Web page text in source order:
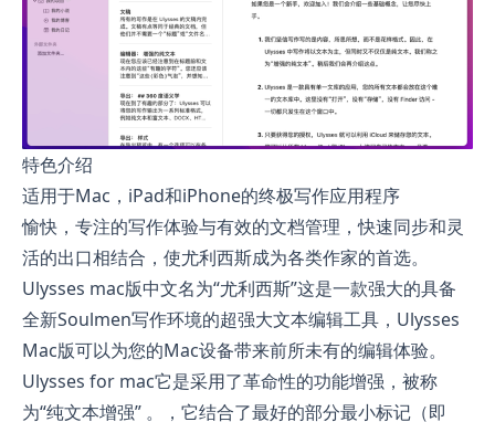
特色介绍
适用于Mac，iPad和iPhone的终极写作应用程序
愉快，专注的写作体验与有效的文档管理，快速同步和灵
活的出口相结合，使尤利西斯成为各类作家的首选。
Ulysses mac版中文名为“尤利西斯”这是一款强大的具备
全新Soulmen写作环境的超强大文本编辑工具，Ulysses
Mac版可以为您的Mac设备带来前所未有的编辑体验。
Ulysses for mac它是采用了革命性的功能增强，被称
为“纯文本增强” 。，它结合了最好的部分最小标记（即